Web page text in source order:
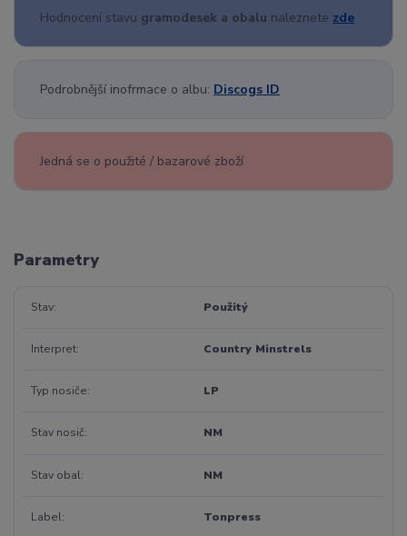
Hodnocení stavu gramodesek a obalu naleznete zde
Podrobnější inofrmace o albu: Discogs ID
Jedná se o použité / bazarové zboží
Parametry
Stav Použitý
Interpret Country Minstrels
Typ nosiče LP
Stav nosič NM
Stav obal NM
Label Tonpress